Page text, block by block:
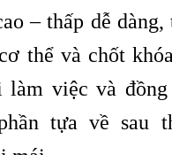
– thấp dễ
thể và chốt
việc và
tựa về sau